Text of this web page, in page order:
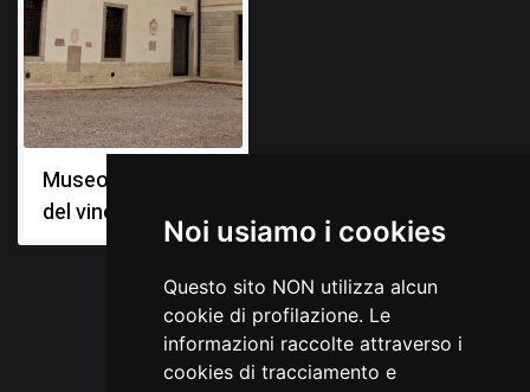
Noi usiamo i cookies
Questo sito NON utilizza alcun
cookie di profilazione. Le
informazioni raccolte attraverso i
cookies di tracciamento e
Museo della civiltà
del vino